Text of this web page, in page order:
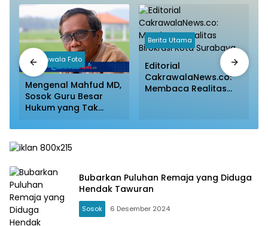
Cakrawala Foto
Mengenal Mahfud MD,
Sosok Guru Besar
Hukum yang Tak
Mengawal Isu Bangsa
Berita Utama
Editorial
CakrawalaNews.co:
Membaca Realitas
Bubarkan Puluhan Remaja yang Diduga
Hendak Tawuran
Sosok 6 Desember 2024